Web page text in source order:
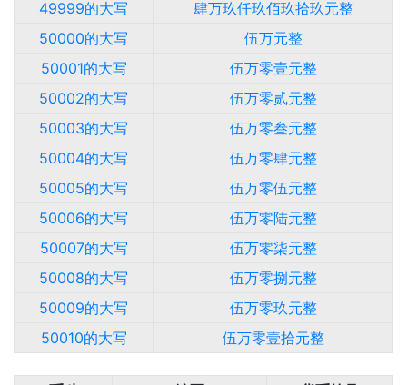
49999的大写
肆万玖仟玖佰玖拾玖元整
50000的大写
伍万元整
50001的大写
伍万零壹元整
50002的大写
伍万零贰元整
50003的大写
伍万零叁元整
50004的大写
伍万零肆元整
50005的大写
伍万零伍元整
50006的大写
伍万零陆元整
50007的大写
伍万零柒元整
50008的大写
伍万零捌元整
50009的大写
伍万零玖元整
50010的大写
伍万零壹拾元整